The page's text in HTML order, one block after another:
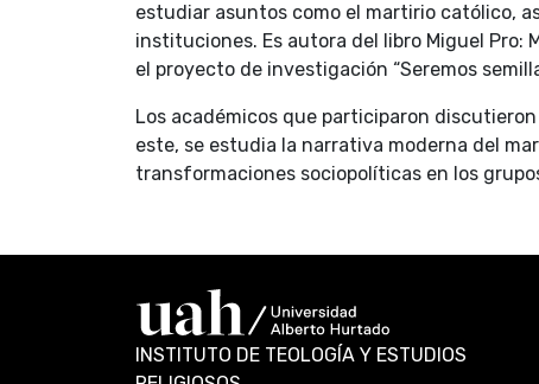
estudiar asuntos como el martirio católico,
instituciones. Es autora del libro Miguel
el proyecto de investigación “Seremos
Los académicos que participaron
este, se estudia la narrativa moderna del
transformaciones sociopolíticas en los
INSTITUTO DE TEOLOGÍA Y ESTUDIOS